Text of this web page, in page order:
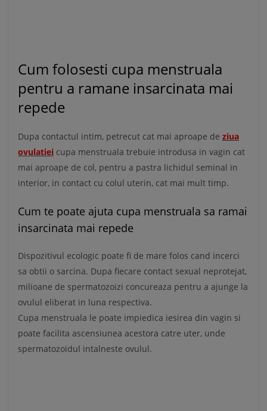
Cum folosesti cupa menstruala
pentru a ramane insarcinata mai
repede
Dupa contactul intim, petrecut cat mai aproape de ziua
ovulatiei cupa menstruala trebuie introdusa in vagin cat
mai aproape de col, pentru a pastra lichidul seminal in
interior, in contact cu colul uterin, cat mai mult timp.
Cum te poate ajuta cupa menstruala sa ramai
insarcinata mai repede
Dispozitivul ecologic poate fi de mare folos cand incerci
sa obtii o sarcina. Dupa fiecare contact sexual neprotejat,
milioane de spermatozoizi concureaza pentru a ajunge la
ovulul eliberat in luna respectiva.
Cupa menstruala le poate impiedica iesirea din vagin si
poate facilita ascensiunea acestora catre uter, unde
spermatozoidul intalneste ovulul.